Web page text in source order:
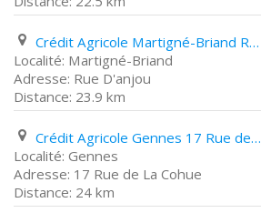
Crédit Agricole Martigné-Briand Rue D'anjou
Martigné-Briand
Rue D'anjou
23.9 km
Crédit Agricole Gennes 17 Rue de La Cohue
Gennes
17 Rue de La Cohue
24 km